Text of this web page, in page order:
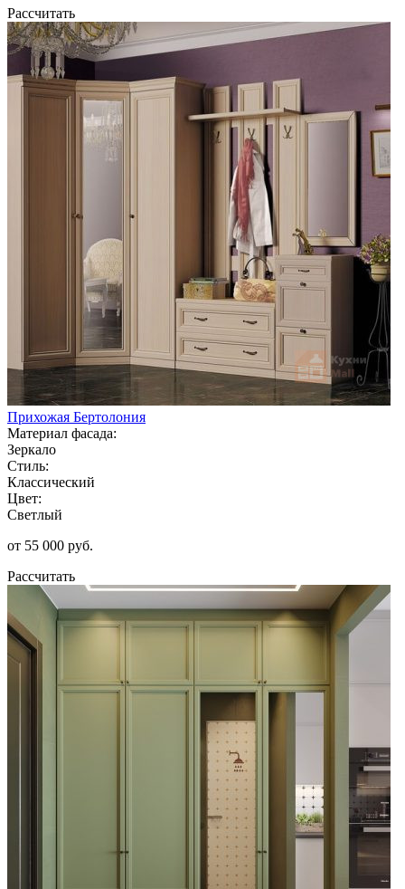
Рассчитать
Прихожая Бертолония
Материал фасада:
Зеркало
Стиль:
Классический
Цвет:
Светлый
от 55 000 руб.
Рассчитать